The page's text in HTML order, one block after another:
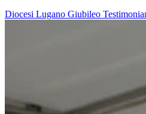
Diocesi Lugano Giubileo